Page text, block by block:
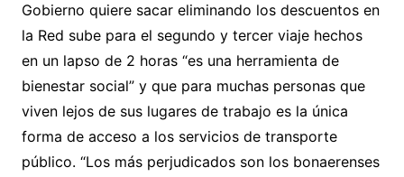
Gobierno quiere sacar eliminando los descuentos en
la Red sube para el segundo y tercer viaje hechos
en un lapso de 2 horas “es una herramienta de
bienestar social” y que para muchas personas que
viven lejos de sus lugares de trabajo es la única
forma de acceso a los servicios de transporte
público. “Los más perjudicados son los bonaerenses